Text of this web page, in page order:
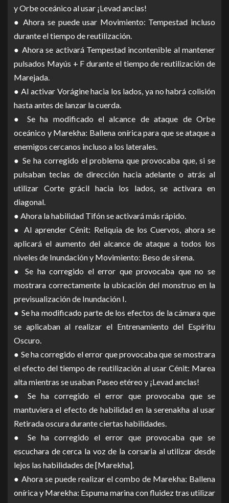
y Orbe oceánico al usar ¡Levad anclas!
● Ahora se puede usar Movimiento: Tempestad incluso
durante el tiempo de reutilización.
● Ahora se activará Tempestad incontenible al mantener
pulsados Mayús + F durante el tiempo de reutilización de
Marejada.
● Al activar Vorágine hacia los lados, ya no habrá colisión
hasta antes de lanzar la cuerda.
● Se ha modificado el alcance de ataque de Orbe
oceánico y Marekha: Ballena onírica para que se ataque a
enemigos cercanos incluso a los laterales.
● Se ha corregido el problema que provocaba que, si se
pulsaban teclas de dirección hacia adelante o atrás al
utilizar Corte grácil hacia los lados, se activara en
diagonal.
● Ahora la habilidad Tifón se activará más rápido.
● Al aprender Cénit: Reliquia de los Cuervos, ahora se
aplicará el aumento del alcance de ataque a todos los
niveles de Inundación y Movimiento: Beso de sirena.
● Se ha corregido el error que provocaba que no se
mostrara correctamente la ubicación del monstruo en la
previsualización de Inundación I.
● Se ha modificado parte de los efectos de la cámara que
se aplicaban al realizar el Entrenamiento del Espíritu
Oscuro.
● Se ha corregido el error que provocaba que se mostrara
el efecto del tiempo de reutilización al usar Cénit: Marea
alta mientras se usaban Paseo etéreo y ¡Levad anclas!
● Se ha corregido el error que provocaba que se
mantuviera el efecto de habilidad en la serenakha al usar
Retirada oscura durante ciertas habilidades.
● Se ha corregido el error que provocaba que se
escuchara de cerca la voz de la corsaria al utilizar desde
lejos las habilidades de [Marekha].
● Ahora se puede realizar el combo de Marekha: Ballena
onírica y Marekha: Espuma marina con fluidez tras utilizar